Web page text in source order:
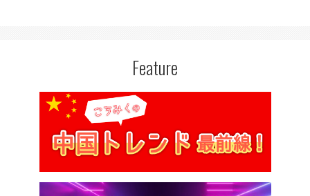
Feature